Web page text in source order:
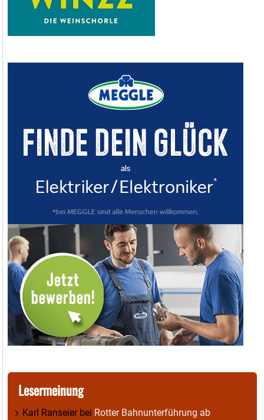
Lesermeinung
Karl Ranseierbei Rotter Bahnunterführung ab